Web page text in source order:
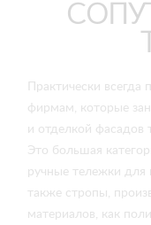
Практически
фирмам, которые
и отделкой фасадов
Это большая
ручные тележки для
также стропы,
материалов, как